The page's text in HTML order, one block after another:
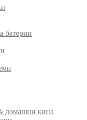
батерии
домашни кина